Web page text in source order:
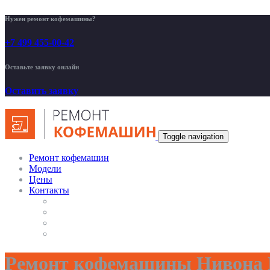
Нужен ремонт кофемашины?
+7 499 455-00-42
Оставьте заявку онлайн
Оставить заявку
Toggle navigation
Ремонт кофемашин
Модели
Цены
Контакты
Ремонт кофемашины Нивона